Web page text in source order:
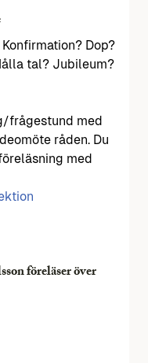
Dop?
tal? Jubileum?
frågestund med
råden. Du
med
föreläser över